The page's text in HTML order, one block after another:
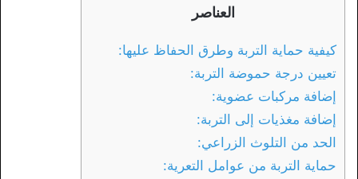
العناصر
كيفية حماية التربة وطرق الحفاظ عليها:
تعيين درجة حموضة التربة:
إضافة مركبات عضوية:
إضافة مغذيات إلى التربة:
الحد من التلوث الزراعي:
حماية التربة من عوامل التعرية: